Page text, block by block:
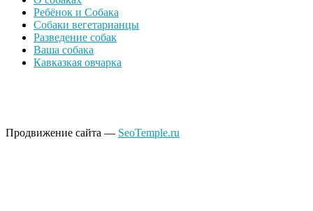
Ребёнок и Собака
Собаки вегетарианцы
Разведение собак
Ваша собака
Кавказкая овчарка
Продвижение сайта — SeoTemple.ru